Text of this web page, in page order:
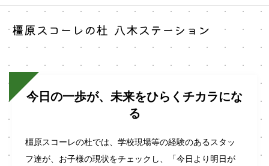
橿原スコーレの杜 八木ステーション
今日の一歩が、未来をひらくチカラにな
る
橿原スコーレの杜では、学校現場等の経験のあるスタッ
フ達が、お子様の現状をチェックし、「今日より明日が